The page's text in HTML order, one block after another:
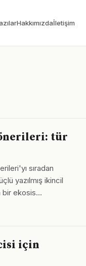
Hakkımızdaİletişim
tür
sıradan
yazılmış ikincil
bir ekosis…
için